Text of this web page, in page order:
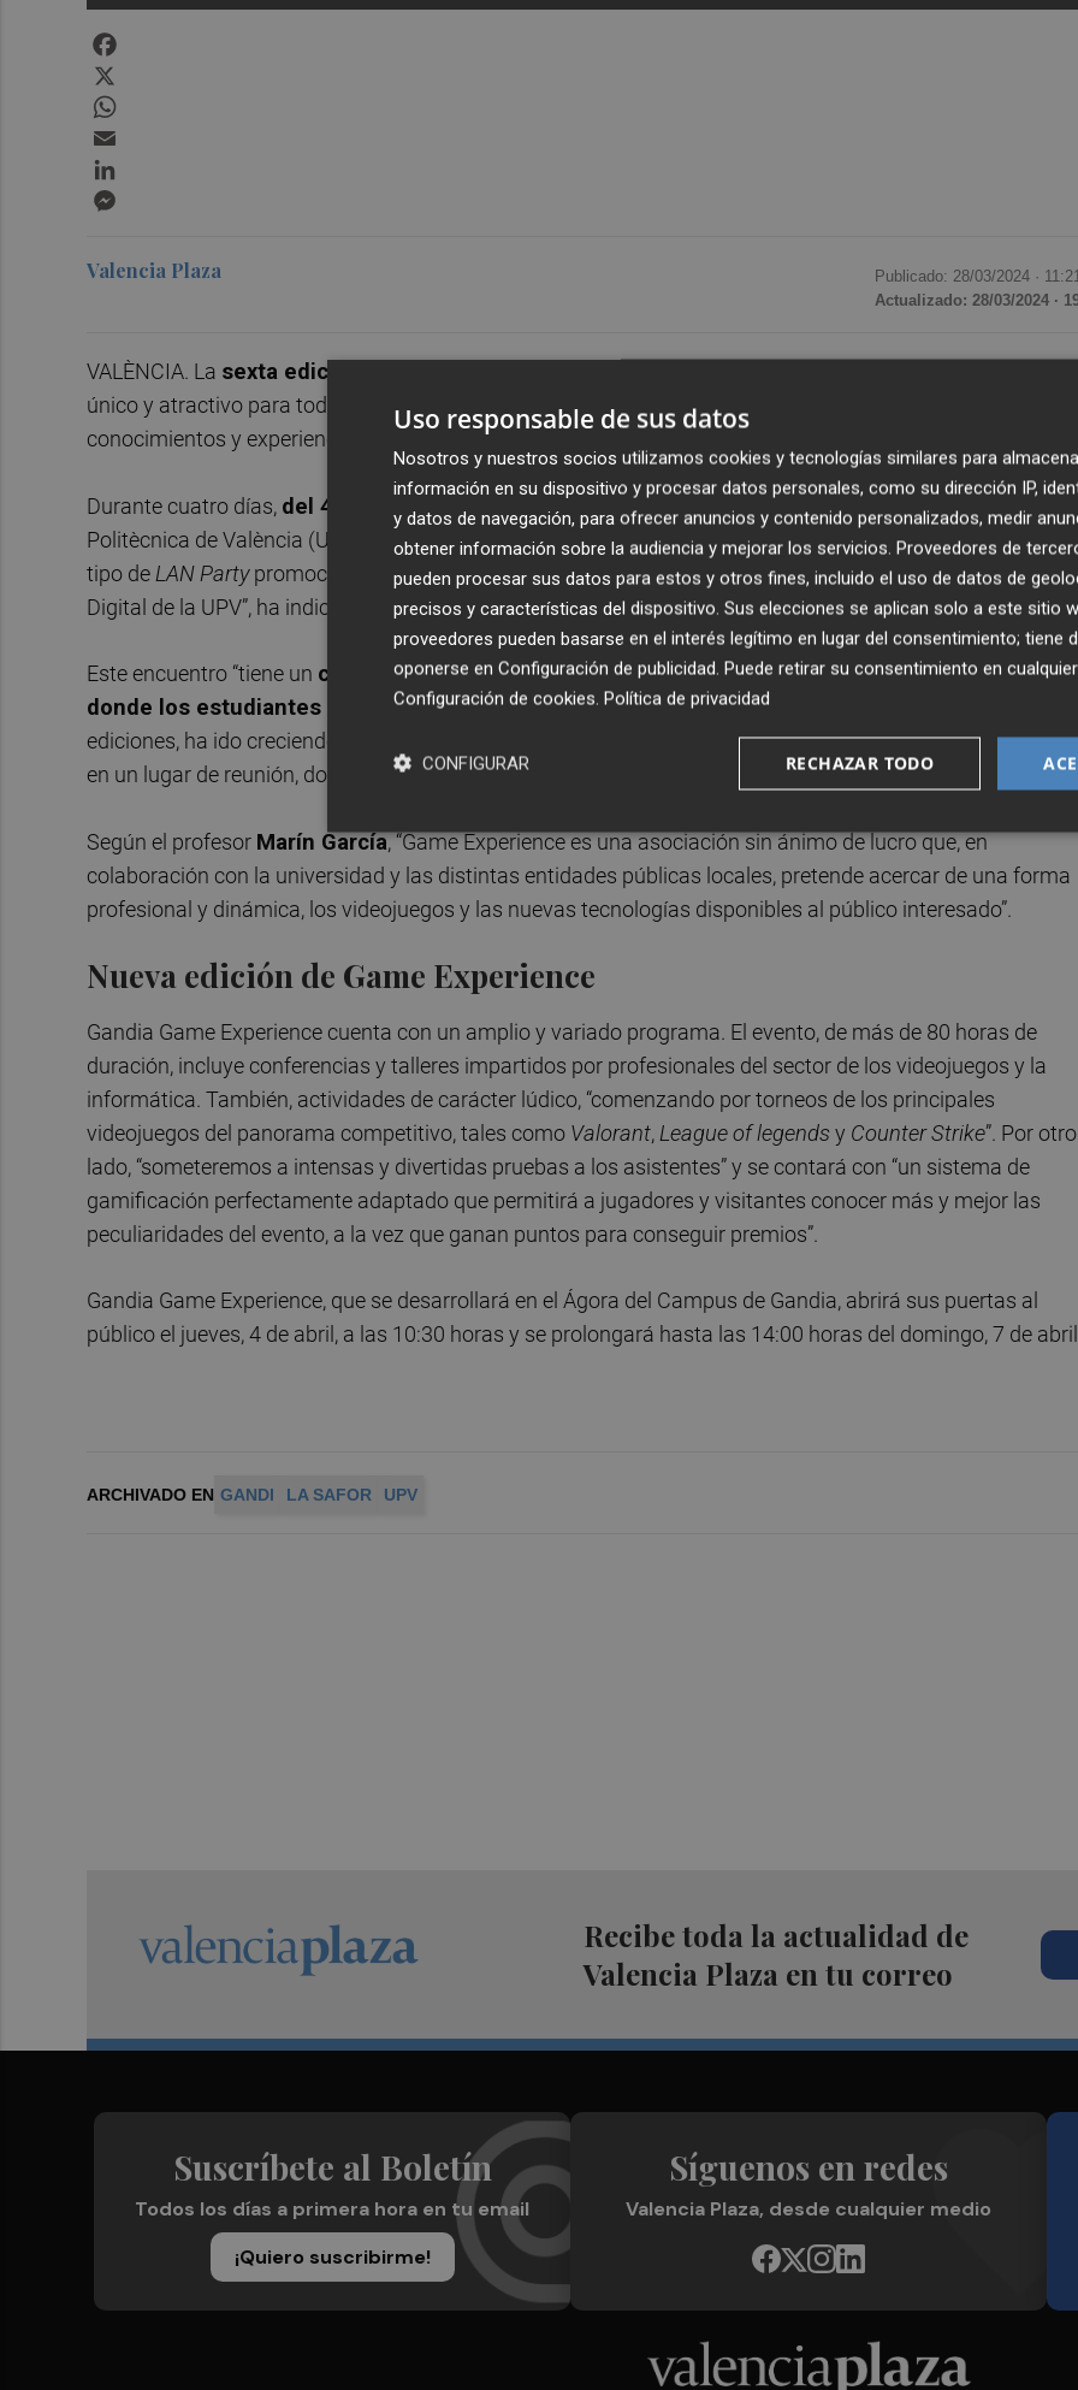
Valencia Plaza Publicado: 28/03/2024 · 11:21
Actualizado: 28/03/2024 ·
VALÈNCIA. La sexta edición de Game Experience
único y atractivo para todo tipo de público aficionado a la tecnología donde poder intercambiar
conocimientos y experiencias, con torneos, concursos y mucho más.
Durante cuatro días, del 4 al 7 de abril
y en horario ininterrumpido, el Campus de Gandia de la Universitat
Politècnica de València (UPV) congregará a centenares de personas aficionadas a los videojuegos. “Es un
tipo de LAN Partypromocionada, en esta ocasión, por el Ayuntamiento de Gandia y la Oficina de
Digital de la UPV”, ha indicado el profesor Juan Antonio Marín García.
Este encuentro “tiene un carácter tecnológico y académico, y está pensado inicialmente como
donde los estudiantes implicados puedan mostrar sus proyectos al público
ediciones, ha ido creciendo, “incorporando más acciones, aumentando su aforo y convirtiéndose
en un lugar de reunión, donde disfrutar de una gran variedad de actividades”.
Según el profesor Marín García, “Game Experience es una asociación sin ánimo de lucro que, en
colaboración con la universidad y las distintas entidades públicas locales, pretende acercar de una forma
profesional y dinámica, los videojuegos y las nuevas tecnologías disponibles al público interesado”.
Nueva edición de Game Experience
Gandia Game Experience cuenta con un amplio y variado programa. El evento, de más de 80 horas de
duración, incluye conferencias y talleres impartidos por profesionales del sector de los videojuegos y la
informática. También, actividades de carácter lúdico, “comenzando por torneos de los principales
videojuegos del panorama competitivo, tales como Valorant, League of legendsy Counter Strike”. Por otro
lado, “someteremos a intensas y divertidas pruebas a los asistentes” y se contará con “un sistema de
gamificación perfectamente adaptado que permitirá a jugadores y visitantes conocer más y mejor las
peculiaridades del evento, a la vez que ganan puntos para conseguir premios”.
Gandia Game Experience, que se desarrollará en el Ágora del Campus de Gandia, abrirá sus puertas al
público el jueves, 4 de abril, a las 10:30 horas y se prolongará hasta las 14:00 horas del domingo, 7 de
ARCHIVADO EN GANDI LA SAFOR UPV
Recibe toda la actualidad de
Valencia Plaza en tu correo
Suscríbete al Boletín
Todos los días a primera hora en tu email
¡Quiero suscribirme!
Síguenos en redes
Valencia Plaza, desde cualquier medio
Uso responsable de sus datos
Nosotros y nuestros socios utilizamos cookies y tecnologías similares para
información en su dispositivo y procesar datos personales, como su dirección IP,
y datos de navegación, para ofrecer anuncios y contenido personalizados, medir
obtener información sobre la audiencia y mejorar los servicios. Proveedores de
pueden procesar sus datos para estos y otros fines, incluido el uso de datos de
precisos y características del dispositivo. Sus elecciones se aplican solo a este sitio
proveedores pueden basarse en el interés legítimo en lugar del consentimiento; tiene
oponerse en Configuración de publicidad. Puede retirar su consentimiento en
Configuración de cookies. Política de privacidad
RECHAZAR TODO
CONFIGURAR